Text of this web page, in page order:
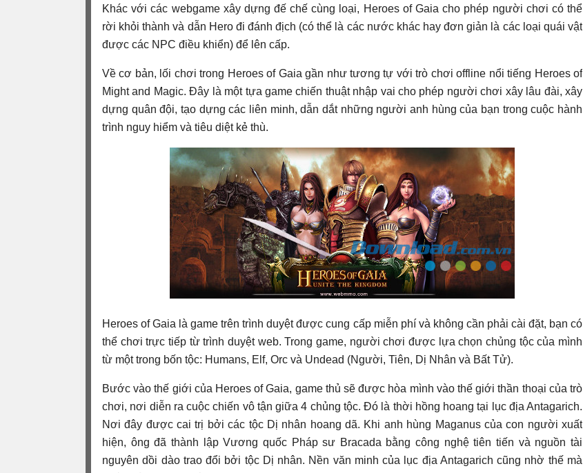
Khác với các webgame xây dựng đế chế cùng loại, Heroes of Gaia cho phép người chơi có thể
rời khỏi thành và dẫn Hero đi đánh địch (có thể là các nước khác hay đơn giản là các loại quái vật
được các NPC điều khiển) để lên cấp.
Về cơ bản, lối chơi trong Heroes of Gaia gần như tương tự với trò chơi offline nổi tiếng Heroes of
Might and Magic. Đây là một tựa game chiến thuật nhập vai cho phép người chơi xây lâu đài, xây
dựng quân đội, tạo dựng các liên minh, dẫn dắt những người anh hùng của bạn trong cuộc hành
trình nguy hiểm và tiêu diệt kẻ thù.
Heroes of Gaia là game trên trình duyệt được cung cấp miễn phí và không cần phải cài đặt, bạn có
thể chơi trực tiếp từ trình duyệt web. Trong game, người chơi được lựa chọn chủng tộc của mình
từ một trong bốn tộc: Humans, Elf, Orc và Undead (Người, Tiên, Dị Nhân và Bất Tử).
Bước vào thế giới của Heroes of Gaia, game thủ sẽ được hòa mình vào thế giới thần thoại của trò
chơi, nơi diễn ra cuộc chiến vô tận giữa 4 chủng tộc. Đó là thời hồng hoang tại lục địa Antagarich.
Nơi đây được cai trị bởi các tộc Dị nhân hoang dã. Khi anh hùng Maganus của con người xuất
hiện, ông đã thành lập Vương quốc Pháp sư Bracada bằng công nghệ tiên tiến và nguồn tài
nguyên dồi dào trao đổi bởi tộc Dị nhân. Nền văn minh của lục địa Antagarich cũng nhờ thế mà